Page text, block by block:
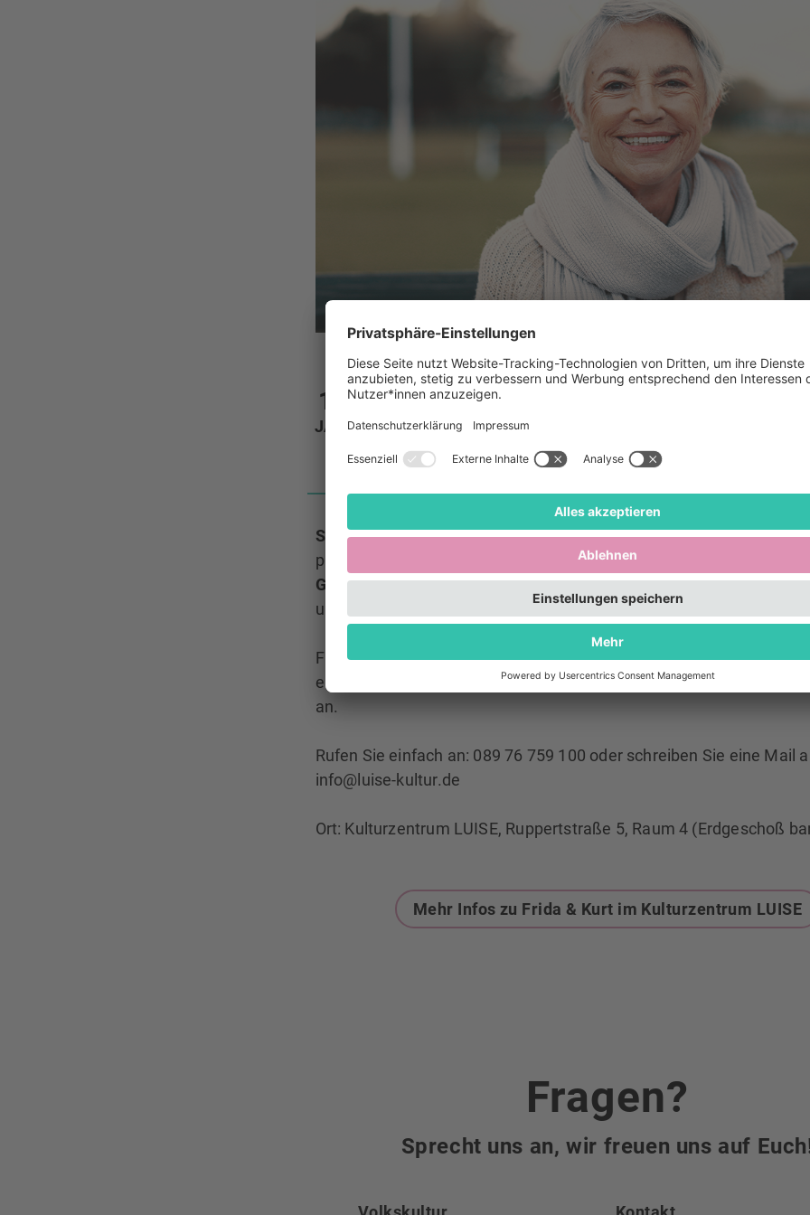
14
JAN.
14. Januar 2025
Dienstag
Sie wollen gerne mit anderen gemeinsam singen?Wir laden Sie
professionell angeleiteten Singstunde mit Philip Lipsky ein!
Gesungen wird, was allen Spaß macht.Teilnahme an der
und ohne Anmeldung!
Für Teilnehmer*innen, die Hilfe brauchen, um zu uns zu kommen,
einen kostenlosen Transport- und Begleitservice
an.
Rufen Sie einfach an: 089 76 759 100 oder schreiben Sie eine Mail
info@luise-kultur.de
Ort: Kulturzentrum LUISE, Ruppertstraße 5, Raum 4 (Erdgeschoß
Mehr Infos zu Frida & Kurt im Kulturzentrum LUISE
Fragen?
Sprecht uns an, wir freuen uns auf